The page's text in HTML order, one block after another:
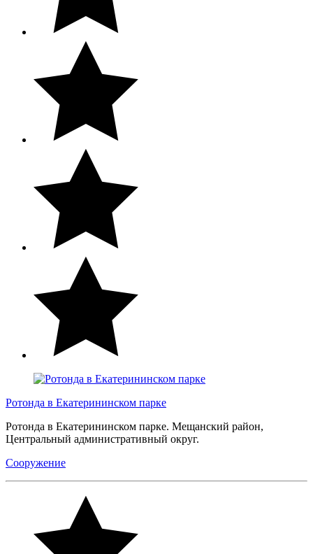
Ротонда в Екатерининском парке
Ротонда в Екатерининском парке. Мещанский район,
Центральный административный округ.
Сооружение